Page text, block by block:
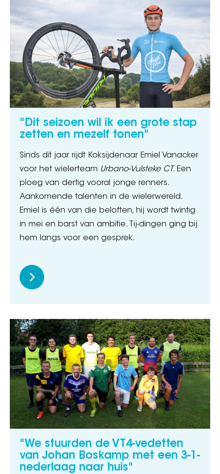
"Dit seizoen wil ik een grote stap
zetten en mezelf tonen"
Sinds dit jaar rijdt Koksijdenaar Emiel Vanacker
voor het wielerteam Urbano-Vulsteke CT. Een
ploeg van dertig vooral jonge renners.
Aankomende talenten in de wielerwereld.
Emiel is één van die beloften, hij wordt twintig
in mei en barst van ambitie. Tij-dingen ging bij
hem langs voor een gesprek.
"We stuurden de VT4-vedetten
van Johan Boskamp met een 3-1-
nederlaag naar huis"